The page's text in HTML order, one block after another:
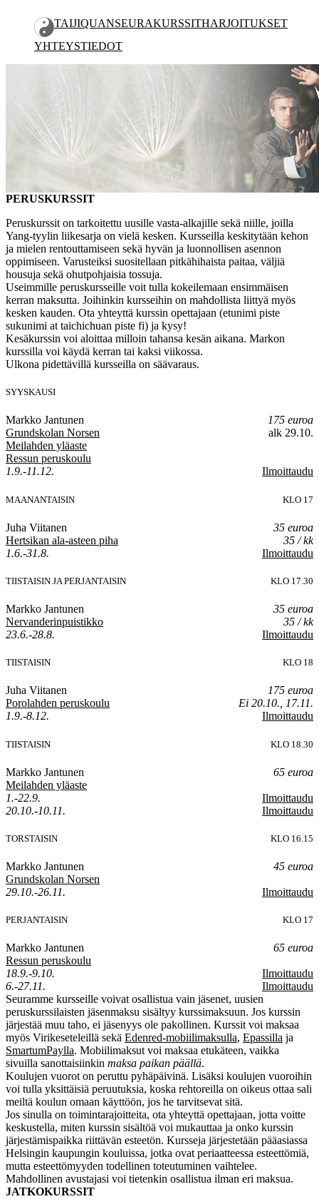
TAIJIQUANSEURAKURSSITHARJOITUKSET
YHTEYSTIEDOT
JATKOKURSSIT
LEIRIT JA SEMINAARIT
OPETUSOHJELMA
PERUSKURSSIT
Peruskurssit on tarkoitettu uusille vasta-alkajille sekä niille, joilla
Yang-tyylin liikesarja on vielä kesken. Kursseilla keskitytään kehon
ja mielen rentouttamiseen sekä hyvän ja luonnollisen asennon
oppimiseen. Varusteiksi suositellaan pitkähihaista paitaa, väljiä
housuja sekä ohutpohjaisia tossuja.
Useimmille peruskursseille voit tulla kokeilemaan ensimmäisen
kerran maksutta. Joihinkin kursseihin on mahdollista liittyä myös
kesken kauden. Ota yhteyttä kurssin opettajaan (etunimi piste
sukunimi at taichichuan piste fi) ja kysy!
Kesäkurssin voi aloittaa milloin tahansa kesän aikana. Markon
kurssilla voi käydä kerran tai kaksi viikossa.
Ulkona pidettävillä kursseilla on säävaraus.
SYYSKAUSI
Markko Jantunen
175 euroa
Grundskolan Norsen
alk 29.10.
Meilahden yläaste
Ressun peruskoulu
1.9.-11.12.
Ilmoittaudu
MAANANTAISIN KLO 17
Juha Viitanen
35 euroa
Hertsikan ala-asteen piha
35 / kk
1.6.-31.8.
Ilmoittaudu
TIISTAISIN JA PERJANTAISIN KLO 17.30
Markko Jantunen
35 euroa
Nervanderinpuistikko
35 / kk
23.6.-28.8.
Ilmoittaudu
TIISTAISIN KLO 18
Juha Viitanen
175 euroa
Porolahden peruskoulu
Ei 20.10., 17.11.
1.9.-8.12.
Ilmoittaudu
TIISTAISIN KLO 18.30
Markko Jantunen
65 euroa
Meilahden yläaste
1.-22.9.
Ilmoittaudu
20.10.-10.11.
Ilmoittaudu
TORSTAISIN KLO 16.15
Markko Jantunen
45 euroa
Grundskolan Norsen
29.10.-26.11.
Ilmoittaudu
PERJANTAISIN KLO 17
Markko Jantunen
65 euroa
Ressun peruskoulu
18.9.-9.10.
Ilmoittaudu
6.-27.11.
Ilmoittaudu
Seuramme kursseille voivat osallistua vain jäsenet, uusien
peruskurssilaisten jäsenmaksu sisältyy kurssimaksuun. Jos kurssin
järjestää muu taho, ei jäsenyys ole pakollinen. Kurssit voi maksaa
myös Virikeseteleillä sekä Edenred-mobiilimaksulla, Epassilla ja
SmartumPaylla. Mobiilimaksut voi maksaa etukäteen, vaikka
sivuilla sanottaisiinkin maksa paikan päällä.
Koulujen vuorot on peruttu pyhäpäivinä. Lisäksi koulujen vuoroihin
voi tulla yksittäisiä peruutuksia, koska rehtoreilla on oikeus ottaa sali
meiltä koulun omaan käyttöön, jos he tarvitsevat sitä.
Jos sinulla on toimintarajoitteita, ota yhteyttä opettajaan, jotta voitte
keskustella, miten kurssin sisältöä voi mukauttaa ja onko kurssin
järjestämispaikka riittävän esteetön. Kursseja järjestetään pääasiassa
Helsingin kaupungin kouluissa, jotka ovat periaatteessa esteettömiä,
mutta esteettömyyden todellinen toteutuminen vaihtelee.
Mahdollinen avustajasi voi tietenkin osallistua ilman eri maksua.
JATKOKURSSIT